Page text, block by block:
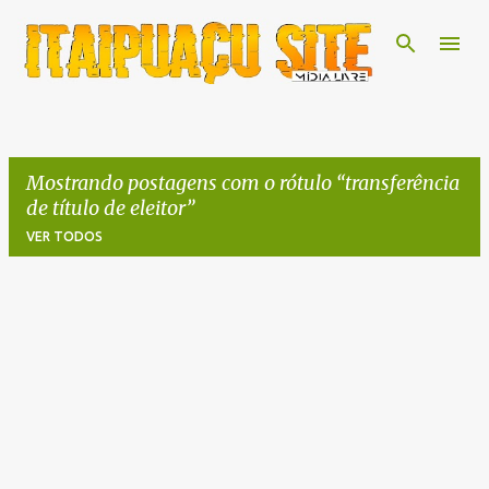
Pular para o conteúdo principal
Mostrando postagens com o rótulo transferência
de título de eleitor
VER TODOS